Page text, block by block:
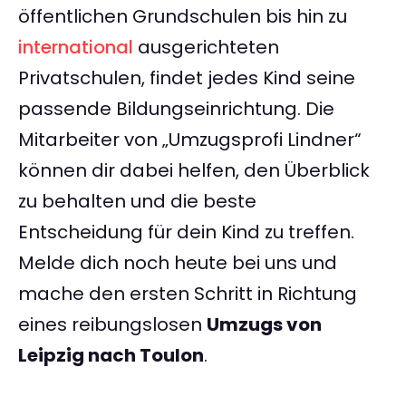
öffentlichen Grundschulen bis hin zu
international ausgerichteten
Privatschulen, findet jedes Kind seine
passende Bildungseinrichtung. Die
Mitarbeiter von „Umzugsprofi Lindner“
können dir dabei helfen, den Überblick
zu behalten und die beste
Entscheidung für dein Kind zu treffen.
Melde dich noch heute bei uns und
mache den ersten Schritt in Richtung
eines reibungslosen Umzugs von
Leipzig nach Toulon.